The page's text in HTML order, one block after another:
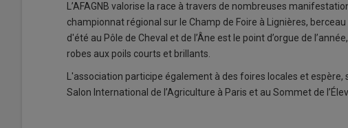
L’AFAGNB valorise la race à travers de nombreuses
championnat régional sur le Champ de Foire à Lignières,
d'été au Pôle de Cheval et de l’Âne est le point d’orgue de
robes aux poils courts et brillants.
L'association participe également à des foires locales et
Salon International de l’Agriculture à Paris et au Sommet de